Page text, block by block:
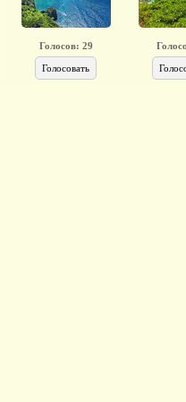
Голосов: 29
Голосовать